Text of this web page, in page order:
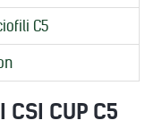
C5
CSI CUP C5